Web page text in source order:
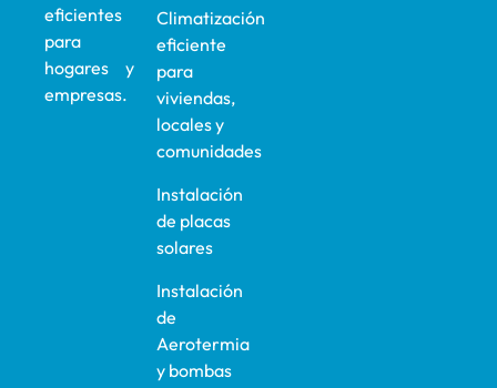
eficientes
para
hogares y
empresas.
Climatización
eficiente
para
viviendas,
locales y
comunidades
Instalación
de placas
solares
Instalación
de
Aerotermia
y bombas